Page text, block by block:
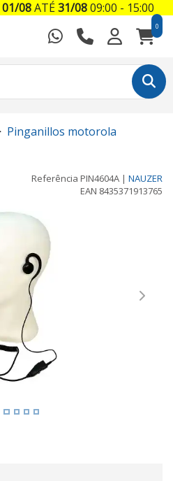
0
Pinganillos motorola
Referência PIN4604A | NAUZER
EAN 8435371913765
Next
01/08ATÉ31/0809:00 - 15:00